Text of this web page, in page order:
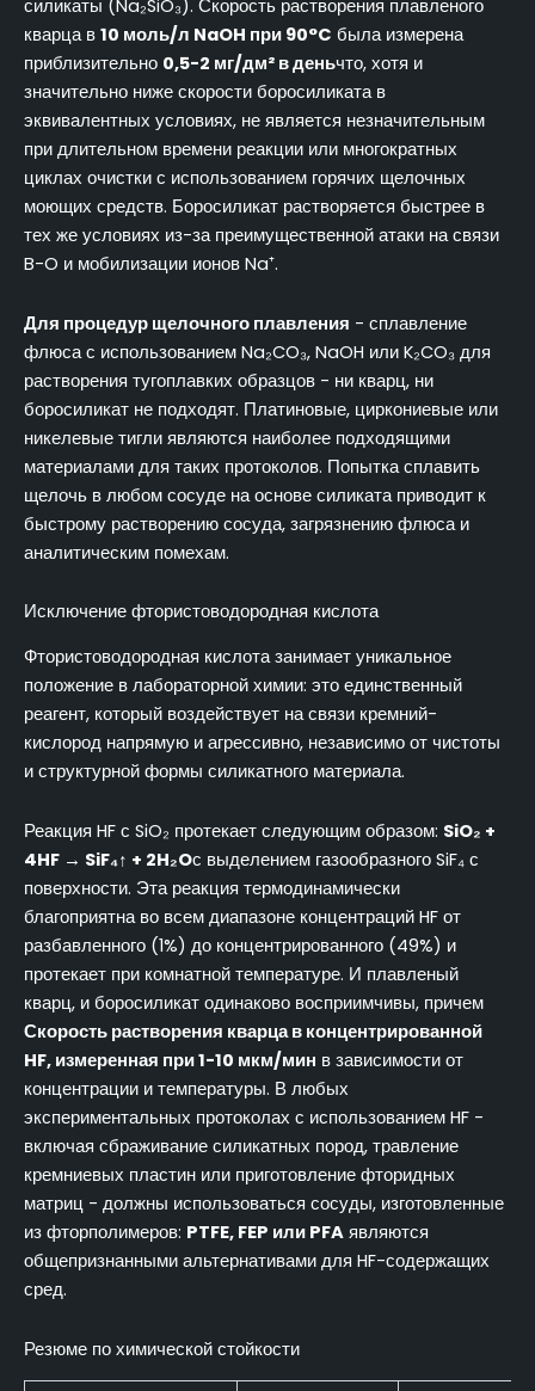
силикаты (Na₂SiO₃). Скорость растворения плавленого
кварца в 10 моль/л NaOH при 90°C была измерена
приблизительно 0,5-2 мг/дм² в деньчто, хотя и
значительно ниже скорости боросиликата в
эквивалентных условиях, не является незначительным
при длительном времени реакции или многократных
циклах очистки с использованием горячих щелочных
моющих средств. Боросиликат растворяется быстрее в
тех же условиях из-за преимущественной атаки на связи
B-O и мобилизации ионов Na⁺.
Для процедур щелочного плавления - сплавление
флюса с использованием Na₂CO₃, NaOH или K₂CO₃ для
растворения тугоплавких образцов - ни кварц, ни
боросиликат не подходят. Платиновые, циркониевые или
никелевые тигли являются наиболее подходящими
материалами для таких протоколов. Попытка сплавить
щелочь в любом сосуде на основе силиката приводит к
быстрому растворению сосуда, загрязнению флюса и
аналитическим помехам.
Исключение фтористоводородная кислота
Фтористоводородная кислота занимает уникальное
положение в лабораторной химии: это единственный
реагент, который воздействует на связи кремний-
кислород напрямую и агрессивно, независимо от чистоты
и структурной формы силикатного материала.
Реакция HF с SiO₂ протекает следующим образом: SiO₂ +
4HF → SiF₄↑ + 2H₂Oс выделением газообразного SiF₄ с
поверхности. Эта реакция термодинамически
благоприятна во всем диапазоне концентраций HF от
разбавленного (1%) до концентрированного (49%) и
протекает при комнатной температуре. И плавленый
кварц, и боросиликат одинаково восприимчивы, причем
Скорость растворения кварца в концентрированной
HF, измеренная при 1-10 мкм/мин в зависимости от
концентрации и температуры. В любых
экспериментальных протоколах с использованием HF -
включая сбраживание силикатных пород, травление
кремниевых пластин или приготовление фторидных
матриц - должны использоваться сосуды, изготовленные
из фторполимеров: PTFE, FEP или PFA являются
общепризнанными альтернативами для HF-содержащих
сред.
Резюме по химической стойкости